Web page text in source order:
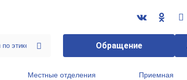
Обращение
Местные отделения Приемная